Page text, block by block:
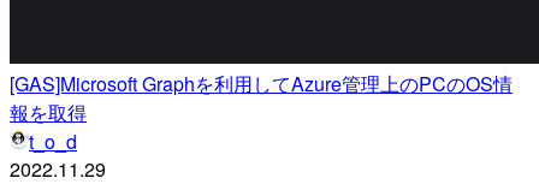
[GAS]Microsoft Graphを利用してAzure管理上のPCのOS情
報を取得
t_o_d
2022.11.29